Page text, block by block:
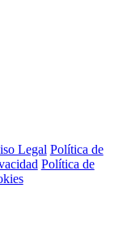
Legal Política de
Política de